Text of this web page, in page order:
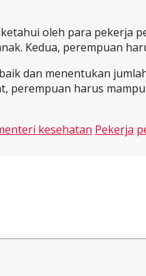
oleh para pekerja
Kedua, perempuan
dan menentukan
perempuan harus
kesehatan Pekerja